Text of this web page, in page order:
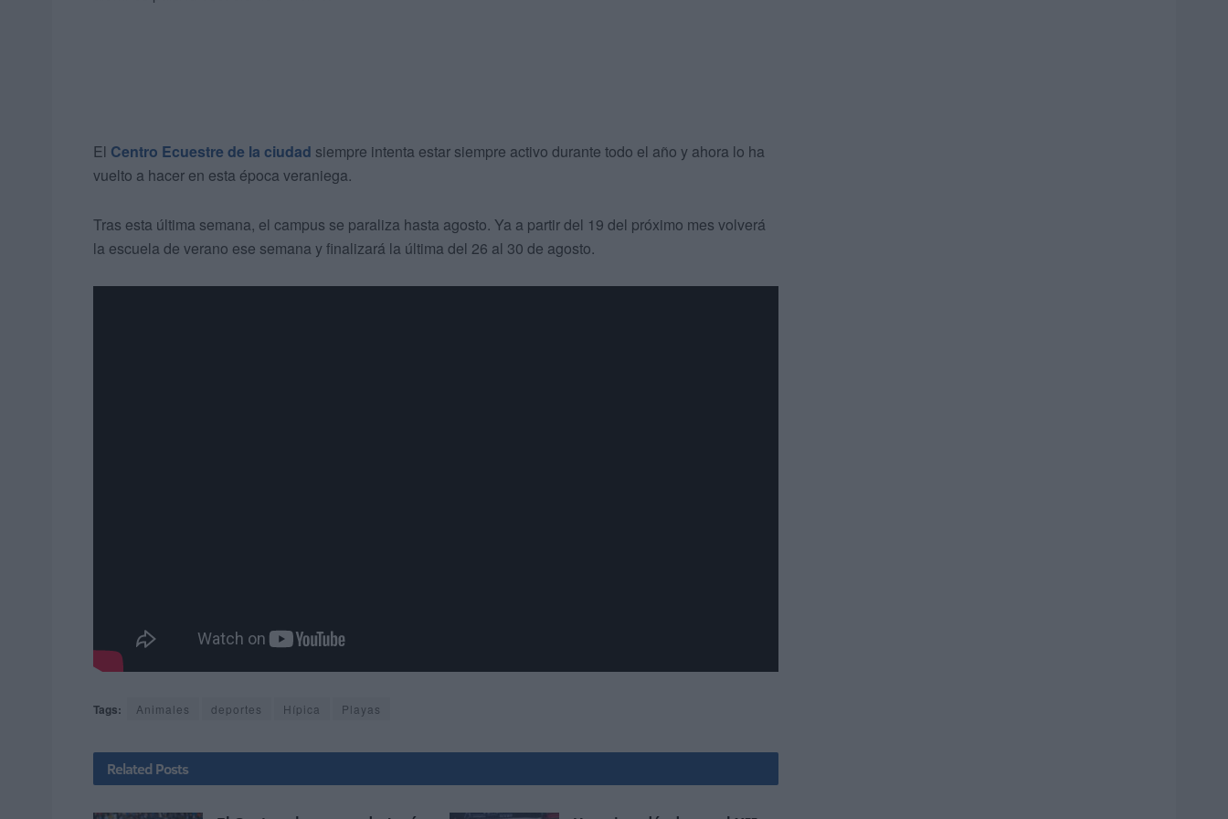
El Centro Ecuestre de la ciudad siempre intenta estar siempre activo durante todo el año y ahora lo ha
vuelto a hacer en esta época veraniega.
Tras esta última semana, el campus se paraliza hasta agosto. Ya a partir del 19 del próximo mes volverá
la escuela de verano ese semana y finalizará la última del 26 al 30 de agosto.
Tags: Animales deportes Hípica Playas
Related Posts